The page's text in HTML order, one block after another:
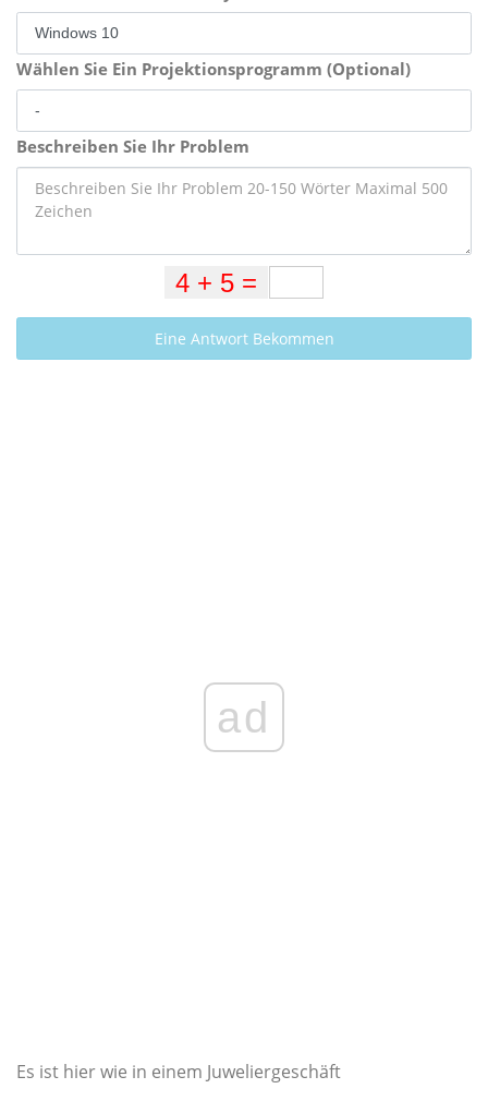
Wählen Sie Ein Projektionsprogramm (Optional)
Beschreiben Sie Ihr Problem
Eine Antwort Bekommen
ad
Es ist hier wie in einem Juweliergeschäft